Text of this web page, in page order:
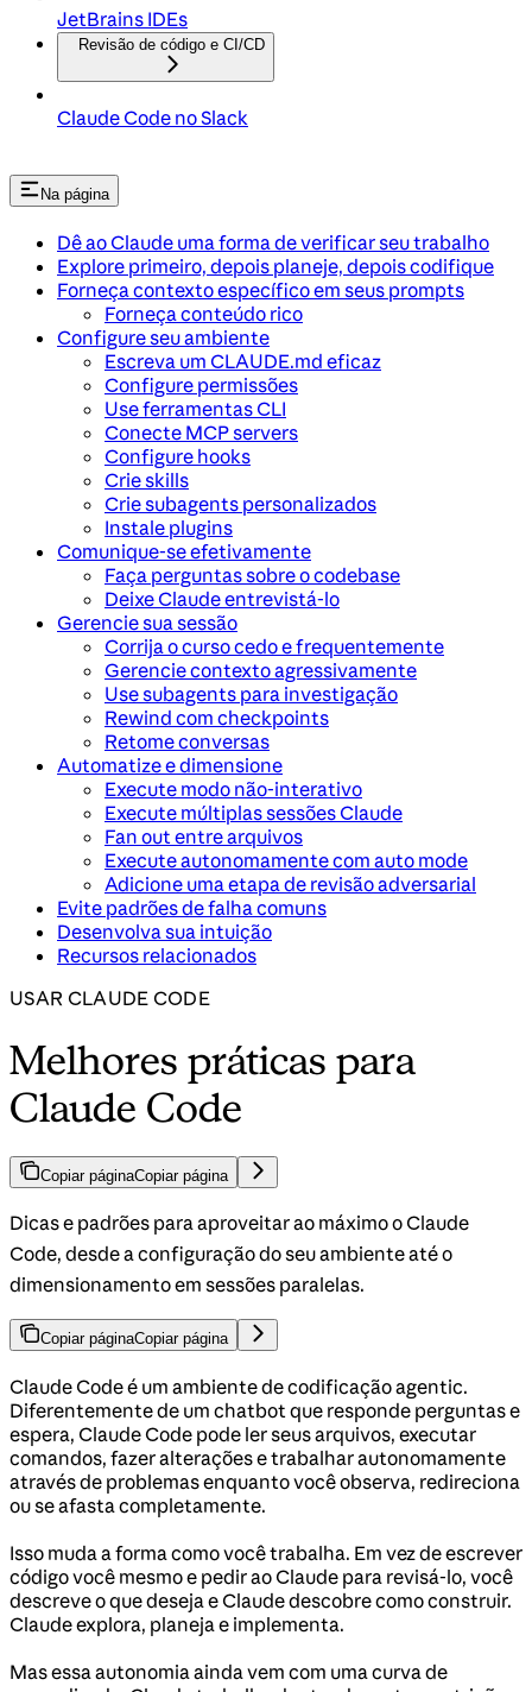
JetBrains IDEs
Revisão de código e CI/CD
Claude Code no Slack
Na página
Dê ao Claude uma forma de verificar seu trabalho
Explore primeiro, depois planeje, depois codifique
Forneça contexto específico em seus prompts
Forneça conteúdo rico
Configure seu ambiente
Escreva um CLAUDE.md eficaz
Configure permissões
Use ferramentas CLI
Conecte MCP servers
Configure hooks
Crie skills
Crie subagents personalizados
Instale plugins
Comunique-se efetivamente
Faça perguntas sobre o codebase
Deixe Claude entrevistá-lo
Gerencie sua sessão
Corrija o curso cedo e frequentemente
Gerencie contexto agressivamente
Use subagents para investigação
Rewind com checkpoints
Retome conversas
Automatize e dimensione
Execute modo não-interativo
Execute múltiplas sessões Claude
Fan out entre arquivos
Execute autonomamente com auto mode
Adicione uma etapa de revisão adversarial
Evite padrões de falha comuns
Desenvolva sua intuição
Recursos relacionados
USAR CLAUDE CODE
Melhores práticas para
Claude Code
Copiar páginaCopiar página
Dicas e padrões para aproveitar ao máximo o Claude
Code, desde a configuração do seu ambiente até o
dimensionamento em sessões paralelas.
Copiar páginaCopiar página
Claude Code é um ambiente de codificação agentic.
Diferentemente de um chatbot que responde perguntas e
espera, Claude Code pode ler seus arquivos, executar
comandos, fazer alterações e trabalhar autonomamente
através de problemas enquanto você observa, redireciona
ou se afasta completamente.
Isso muda a forma como você trabalha. Em vez de escrever
código você mesmo e pedir ao Claude para revisá-lo, você
descreve o que deseja e Claude descobre como construir.
Claude explora, planeja e implementa.
Mas essa autonomia ainda vem com uma curva de